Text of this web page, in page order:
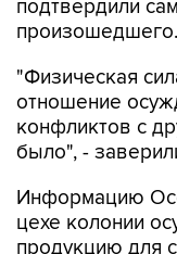
"Физическая
конфликтов с
было", -
Информацию
продукцию для
нефтяных